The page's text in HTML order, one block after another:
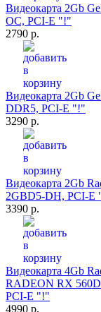
Видеокарта 2Gb
OC, PCI-E "!"
2790 р.
Видеокарта 2Gb
DDR5, PCI-E "!"
3290 р.
Видеокарта 2Gb
2GBD5-DH, PCI-E
3390 р.
Видеокарта 4Gb
RADEON RX
PCI-E "!"
4990 р.